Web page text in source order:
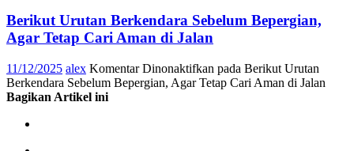
Berikut Urutan Berkendara Sebelum Bepergian,
Agar Tetap Cari Aman di Jalan
11/12/2025 alex Komentar Dinonaktifkan pada Berikut Urutan
Berkendara Sebelum Bepergian, Agar Tetap Cari Aman di Jalan
Bagikan Artikel ini